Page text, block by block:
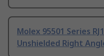
Molex 95501 Series
Unshielded Right